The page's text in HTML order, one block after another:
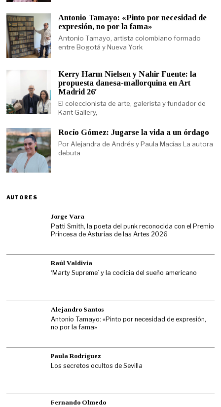
Antonio Tamayo: «Pinto por necesidad de
expresión, no por la fama»
Antonio Tamayo, artista colombiano formado
entre Bogotá y Nueva York
Kerry Harm Nielsen y Nahir Fuente: la
propuesta danesa-mallorquina en Art
Madrid 26′
El coleccionista de arte, galerista y fundador de
Kant Gallery,
Rocío Gómez: Jugarse la vida a un órdago
Por Alejandra de Andrés y Paula Macías La autora
debuta
AUTORES
Jorge Vara
Patti Smith, la poeta del punk reconocida con el Premio
Princesa de Asturias de las Artes 2026
Raúl Valdivia
‘Marty Supreme’ y la codicia del sueño americano
Alejandro Santos
Antonio Tamayo: «Pinto por necesidad de expresión,
no por la fama»
Paula Rodríguez
Los secretos ocultos de Sevilla
Fernando Olmedo